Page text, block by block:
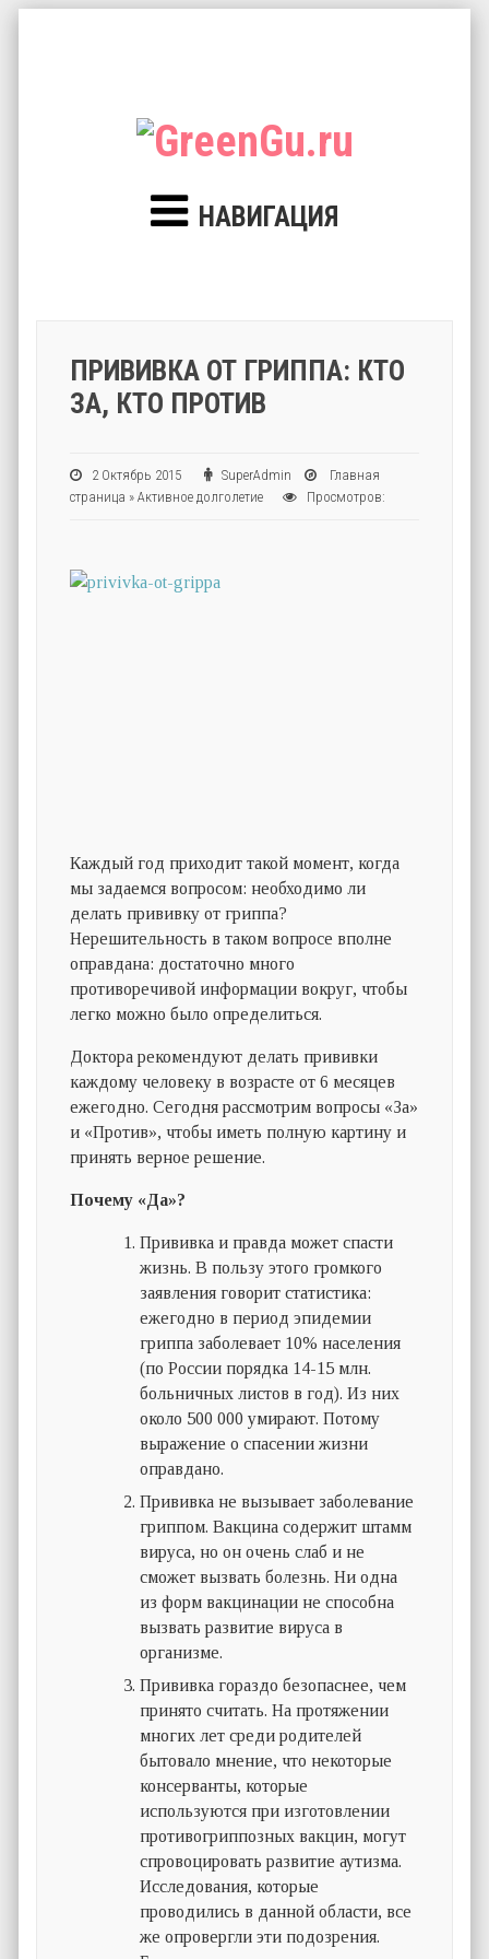
НАВИГАЦИЯ
ПРИВИВКА ОТ ГРИППА: КТО
ЗА, КТО ПРОТИВ
2 Октябрь 2015 SuperAdmin
Главная
страница »Активное долголетие Просмотров:
Каждый год приходит такой момент, когда
мы задаемся вопросом: необходимо ли
делать прививку от гриппа?
Нерешительность в таком вопросе вполне
оправдана: достаточно много
противоречивой информации вокруг, чтобы
легко можно было определиться.
Доктора рекомендуют делать прививки
каждому человеку в возрасте от 6 месяцев
ежегодно. Сегодня рассмотрим вопросы «За»
и «Против», чтобы иметь полную картину и
принять верное решение.
Почему «Да»?
Прививка и правда может спасти
жизнь. В пользу этого громкого
заявления говорит статистика:
ежегодно в период эпидемии
гриппа заболевает 10% населения
(по России порядка 14-15 млн.
больничных листов в год). Из них
около 500 000 умирают. Потому
выражение о спасении жизни
оправдано.
Прививка не вызывает заболевание
гриппом. Вакцина содержит штамм
вируса, но он очень слаб и не
сможет вызвать болезнь. Ни одна
из форм вакцинации не способна
вызвать развитие вируса в
организме.
Прививка гораздо безопаснее, чем
принято считать. На протяжении
многих лет среди родителей
бытовало мнение, что некоторые
консерванты, которые
используются при изготовлении
противогриппозных вакцин, могут
спровоцировать развитие аутизма.
Исследования, которые
проводились в данной области, все
же опровергли эти подозрения.